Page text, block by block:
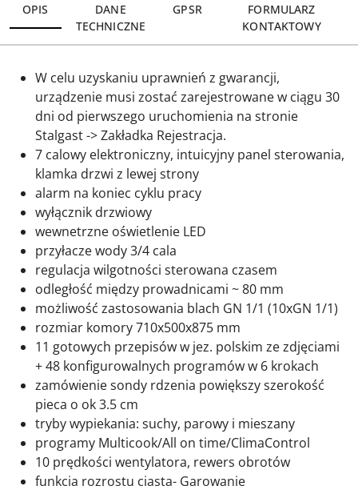
OPIS
DANE
TECHNICZNE
GPSR
FORMULARZ
KONTAKTOWY
W celu uzyskaniu uprawnień z gwarancji,
urządzenie musi zostać zarejestrowane w ciągu 30
dni od pierwszego uruchomienia na stronie
Stalgast -> Zakładka Rejestracja.
7 calowy elektroniczny, intuicyjny panel sterowania,
klamka drzwi z lewej strony
alarm na koniec cyklu pracy
wyłącznik drzwiowy
wewnetrzne oświetlenie LED
przyłacze wody 3/4 cala
regulacja wilgotności sterowana czasem
odległość między prowadnicami ~ 80 mm
możliwość zastosowania blach GN 1/1 (10xGN 1/1)
rozmiar komory 710x500x875 mm
11 gotowych przepisów w jez. polskim ze zdjęciami
+ 48 konfigurowalnych programów w 6 krokach
zamówienie sondy rdzenia powiększy szerokość
pieca o ok 3.5 cm
tryby wypiekania: suchy, parowy i mieszany
programy Multicook/All on time/ClimaControl
10 prędkości wentylatora, rewers obrotów
funkcja rozrostu ciasta- Garowanie